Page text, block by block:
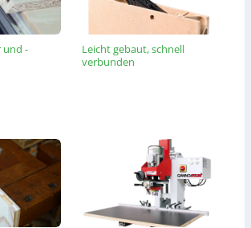
und -
Leicht gebaut, schnell
verbunden